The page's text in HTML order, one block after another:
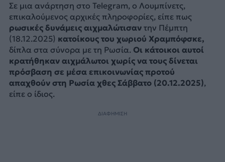
Σε μια ανάρτηση στο Telegram, ο Λουμπίνετς,
επικαλούμενος αρχικές πληροφορίες, είπε πως
ρωσικές δυνάμεις αιχμαλώτισαντην Πέμπτη
(18.12.2025) κατοίκους του χωριού Χραμπόφσκε,
δίπλα στα σύνορα με τη Ρωσία. Οι κάτοικοι αυτοί
κρατήθηκαν αιχμάλωτοι χωρίς να τους δίνεται
πρόσβαση σε μέσα επικοινωνίας προτού
απαχθούν στη Ρωσία χθες Σάββατο (20.12.2025),
είπε ο ίδιος.
ΔΙΑΦΗΜΙΣΗ